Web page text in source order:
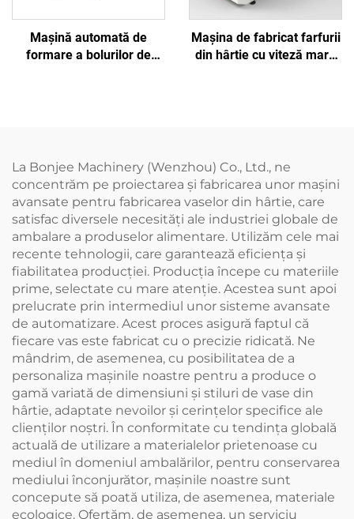
Mașină automată de
formare a bolurilor de
Mașina de fabricat farfurii
din hârtie cu viteză mare
La Bonjee Machinery (Wenzhou) Co., Ltd., ne
concentrăm pe proiectarea și fabricarea unor mașini
avansate pentru fabricarea vaselor din hârtie, care
satisfac diversele necesități ale industriei globale de
ambalare a produselor alimentare. Utilizăm cele mai
recente tehnologii, care garantează eficiența și
fiabilitatea producției. Producția începe cu materiile
prime, selectate cu mare atenție. Acestea sunt apoi
prelucrate prin intermediul unor sisteme avansate
de automatizare. Acest proces asigură faptul că
fiecare vas este fabricat cu o precizie ridicată. Ne
mândrim, de asemenea, cu posibilitatea de a
personaliza mașinile noastre pentru a produce o
gamă variată de dimensiuni și stiluri de vase din
hârtie, adaptate nevoilor și cerințelor specifice ale
clienților noștri. În conformitate cu tendința globală
actuală de utilizare a materialelor prietenoase cu
mediul în domeniul ambalărilor, pentru conservarea
mediului înconjurător, mașinile noastre sunt
concepute să poată utiliza, de asemenea, materiale
ecologice. Ofertăm, de asemenea, un serviciu